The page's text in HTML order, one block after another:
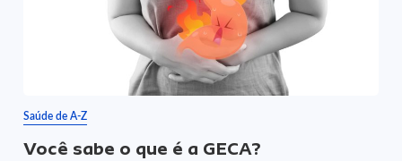
Saúde de A-Z
Você sabe o que é a GECA?